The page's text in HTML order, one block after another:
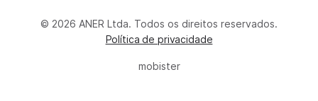
© 2026 ANER Ltda. Todos os direitos reservados.
Política de privacidade
mobister